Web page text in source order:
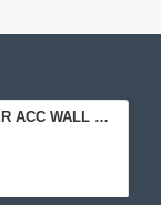
NET CONVERTER ACC WALL MOUNT/4 UNIT AT-TRAY4 ALLIED